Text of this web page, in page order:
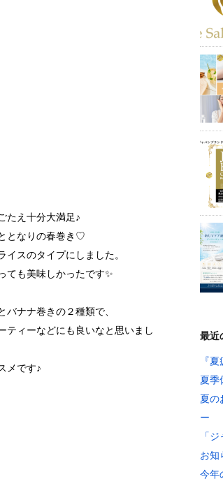
たえ十分大満足♪
となりの春巻き♡
スのタイプにしました。
ても美味しかったです✨
ナナ巻きの２種類で、
ティーなどにも良いなと思いまし
メです♪
最近
『
夏季
夏の
ー
「
お知
今年